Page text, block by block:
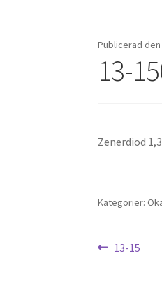
Publicerad den
13-
Zenerdiod
Kategorier:
Föregående
13-15